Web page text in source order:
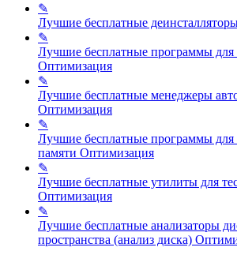
✎
Лучшие бесплатные
✎
Лучшие бесплатные программы для
Оптимизация
✎
Лучшие бесплатные менеджеры
Оптимизация
✎
Лучшие бесплатные программы для
памяти Оптимизация
✎
Лучшие бесплатные утилиты для
Оптимизация
✎
Лучшие бесплатные анализаторы
пространства (анализ диска)